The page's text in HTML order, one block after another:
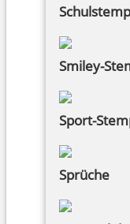
Smiley-
Sport-
Sprüche